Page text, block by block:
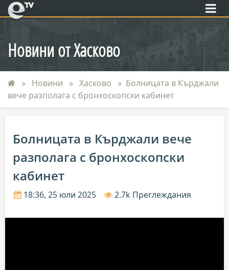
eTV
Новини от Хасково
Новини Хасково
Болницата в Кърджали
вече разполага с бронхоскопски кабинет
Болницата в Кърджали вече
разполага с бронхоскопски
кабинет
18:36, 25 юли 2025 2.7k Преглеждания